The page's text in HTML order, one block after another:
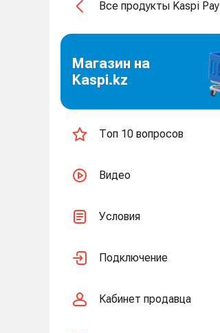
Все продукты Kaspi Pay
Магазин на
Kaspi.kz
Топ 10 вопросов
Видео
Условия
Подключение
Кабинет продавца